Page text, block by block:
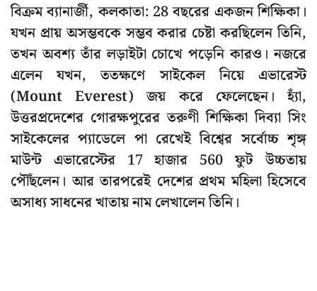
বিক্রম ব্যানার্জী, কলকাতা: 28 বছরের একজন শিক্ষিকা।
যখন প্রায় অসম্ভবকে সম্ভব করার চেষ্টা করছিলেন তিনি,
তখন অবশ্য তাঁর লড়াইটা চোখে পড়েনি কারও। নজরে
এলেন যখন, ততক্ষণে সাইকেল নিয়ে এভারেস্ট
(Mount Everest) জয় করে ফেলেছেন। হ্যাঁ,
উত্তরপ্রদেশের গোরক্ষপুরের তরুণী শিক্ষিকা দিব্যা সিং
সাইকেলের প্যাডেলে পা রেখেই বিশ্বের সর্বোচ্চ শৃঙ্গ
মাউন্ট এভারেস্টের 17 হাজার 560 ফুট উচ্চতায়
পৌঁছলেন। আর তারপরেই দেশের প্রথম মহিলা হিসেবে
অসাধ্য সাধনের খাতায় নাম লেখালেন তিনি।